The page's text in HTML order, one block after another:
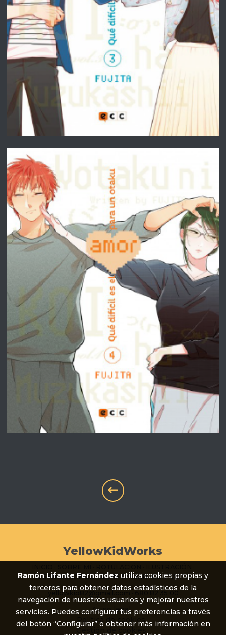
YellowKidWorks
DISEÑO GRÁFICO·GAME DESIGN·CONTACTO
yellowkid82@gmail.com
Aviso legal
Política de cookies
Gestión de cookies
Ramón Lifante Fernández utiliza cookies propias y
terceros para obtener datos estadísticos de la
navegación de nuestros usuarios y mejorar nuestros
servicios. Puedes configurar tus preferencias a través
del botón “Configurar” o obtener más información en